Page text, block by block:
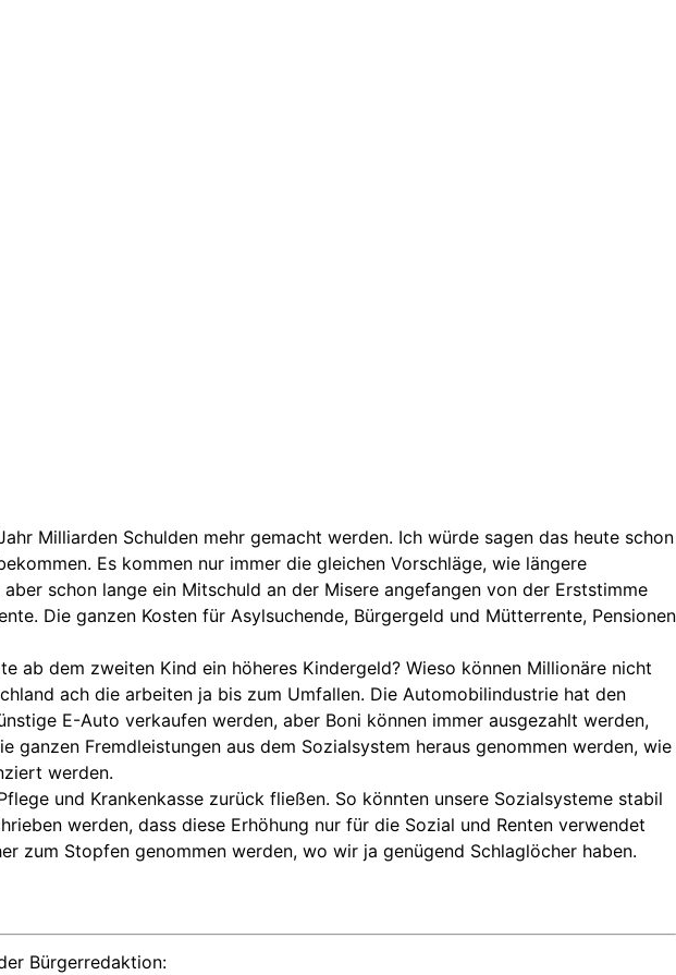
Milliarden Schulden mehr gemacht werden. Ich würde sagen das heute schon
Es kommen nur immer die gleichen Vorschläge, wie längere
schon lange ein Mitschuld an der Misere angefangen von der Erststimme
Die ganzen Kosten für Asylsuchende, Bürgergeld und Mütterrente, Pensionen
ab dem zweiten Kind ein höheres Kindergeld? Wieso können Millionäre nicht
ach die arbeiten ja bis zum Umfallen. Die Automobilindustrie hat den
E-Auto verkaufen werden, aber Boni können immer ausgezahlt werden,
Fremdleistungen aus dem Sozialsystem heraus genommen werden, wie
werden.
und Krankenkasse zurück fließen. So könnten unsere Sozialsysteme stabil
werden, dass diese Erhöhung nur für die Sozial und Renten verwendet
zum Stopfen genommen werden, wo wir ja genügend Schlaglöcher haben.
Bürgerredaktion: